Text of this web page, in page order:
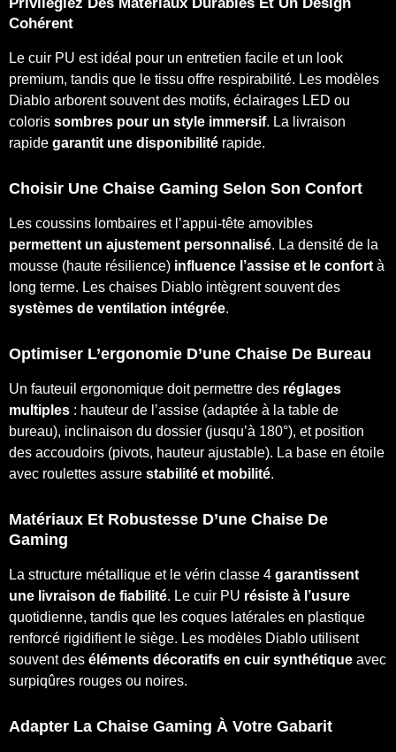
Cohérent
Le cuir PU est idéal pour un entretien facile et un look
premium, tandis que le tissu offre respirabilité. Les modèles
Diablo arborent souvent des motifs, éclairages LED ou
coloris sombres pour un style immersif. La livraison
rapide garantit une disponibilité rapide.
Choisir Une Chaise Gaming Selon Son Confort
Les coussins lombaires et l’appui-tête amovibles
permettent un ajustement personnalisé. La densité de la
mousse (haute résilience) influence l’assise et le confort à
long terme. Les chaises Diablo intègrent souvent des
systèmes de ventilation intégrée.
Optimiser L’ergonomie D’une Chaise De Bureau
Un fauteuil ergonomique doit permettre des réglages
multiples : hauteur de l’assise (adaptée à la table de
bureau), inclinaison du dossier (jusqu’à 180°), et position
des accoudoirs (pivots, hauteur ajustable). La base en étoile
avec roulettes assure stabilité et mobilité.
Matériaux Et Robustesse D’une Chaise De
Gaming
La structure métallique et le vérin classe 4 garantissent
une livraison de fiabilité. Le cuir PU résiste à l’usure
quotidienne, tandis que les coques latérales en plastique
renforcé rigidifient le siège. Les modèles Diablo utilisent
souvent des éléments décoratifs en cuir synthétique avec
surpiqûres rouges ou noires.
Adapter La Chaise Gaming À Votre Gabarit